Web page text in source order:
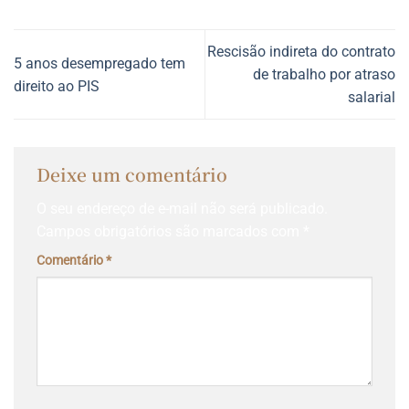
5 anos desempregado tem
direito ao PIS
Rescisão indireta do contrato
de trabalho por atraso
salarial
Deixe um comentário
Comentário*